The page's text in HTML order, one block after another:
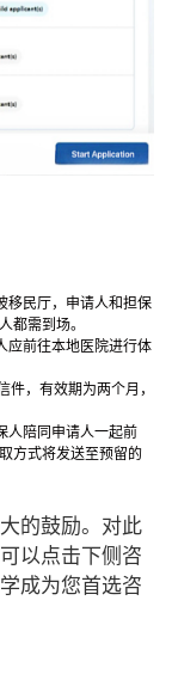
移民厅，申请人和担保
都需到场。
应前往本地医院进行体
，有效期为两个月，
人陪同申请人一起前
方式将发送至预留的
的鼓励。对此
以点击下侧咨
成为您首选咨